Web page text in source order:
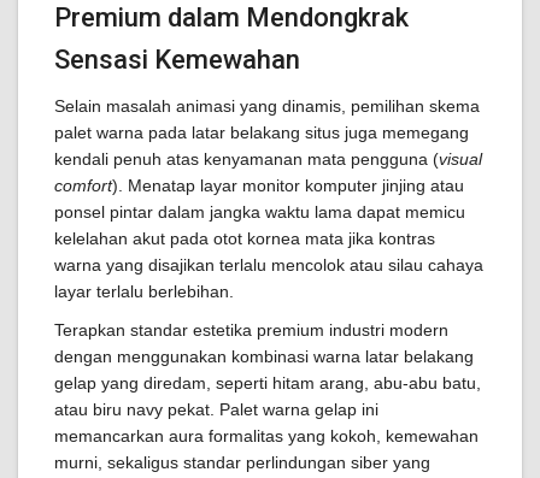
Premium dalam Mendongkrak
Sensasi Kemewahan
Selain masalah animasi yang dinamis, pemilihan skema
palet warna pada latar belakang situs juga memegang
kendali penuh atas kenyamanan mata pengguna (visual
comfort). Menatap layar monitor komputer jinjing atau
ponsel pintar dalam jangka waktu lama dapat memicu
kelelahan akut pada otot kornea mata jika kontras
warna yang disajikan terlalu mencolok atau silau cahaya
layar terlalu berlebihan.
Terapkan standar estetika premium industri modern
dengan menggunakan kombinasi warna latar belakang
gelap yang diredam, seperti hitam arang, abu-abu batu,
atau biru navy pekat. Palet warna gelap ini
memancarkan aura formalitas yang kokoh, kemewahan
murni, sekaligus standar perlindungan siber yang